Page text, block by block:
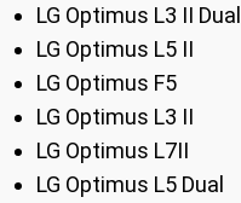
LG Optimus L3 II Dual
LG Optimus L5 II
LG Optimus F5
LG Optimus L3 II
LG Optimus L7II
LG Optimus L5 Dual